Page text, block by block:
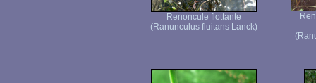
Renoncule flottante
(Ranunculus fluitans Lanck)